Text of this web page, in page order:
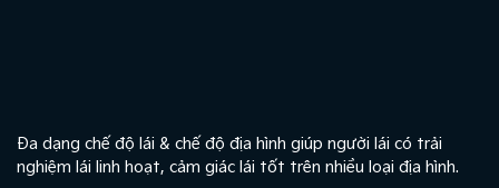
Đa dạng chế độ lái & chế độ địa hình giúp người lái có trải
nghiệm lái linh hoạt, cảm giác lái tốt trên nhiều loại địa hình. ​